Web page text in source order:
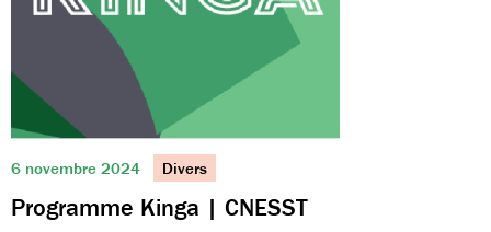
6 novembre 2024 Divers
Programme Kinga | CNESST